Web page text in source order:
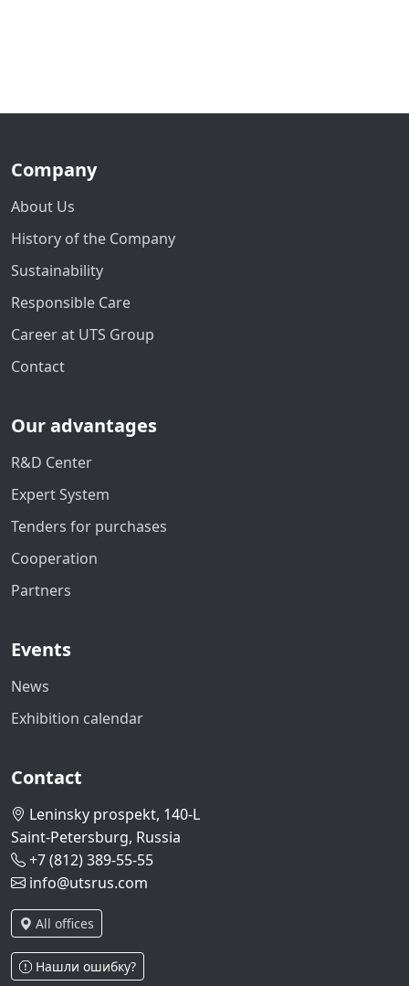
Company
About Us
History of the Company
Sustainability
Responsible Care
Career at UTS Group
Contact
Our advantages
R&D Center
Expert System
Tenders for purchases
Cooperation
Partners
Events
News
Exhibition calendar
Contact
Leninsky prospekt, 140-L
Saint-Petersburg, Russia
+7 (812) 389-55-55
info@utsrus.com
All offices
Нашли ошибку?